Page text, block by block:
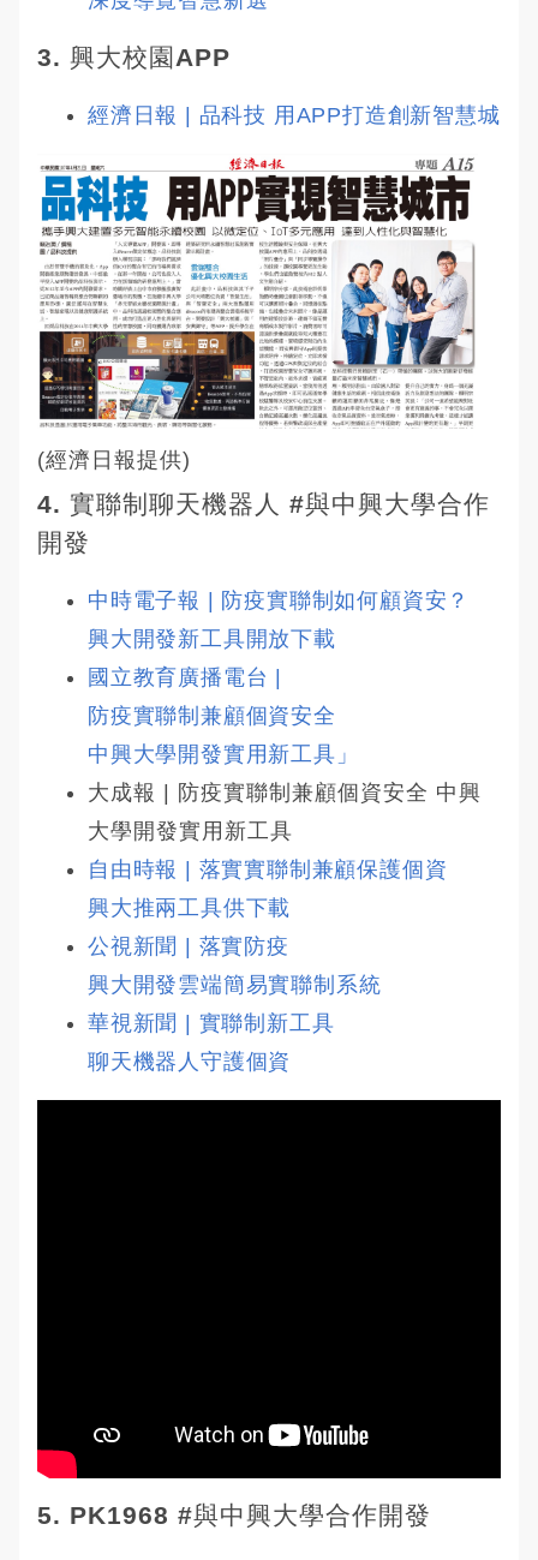
3. 興大校園APP
經濟日報 | 品科技 用APP打造創新智慧城
(經濟日報提供)
4. 實聯制聊天機器人 #與中興大學合作
開發
中時電子報 | 防疫實聯制如何顧資安？
興大開發新工具開放下載
國立教育廣播電台 |
防疫實聯制兼顧個資安全
中興大學開發實用新工具」
大成報 | 防疫實聯制兼顧個資安全 中興
大學開發實用新工具
自由時報 | 落實實聯制兼顧保護個資
興大推兩工具供下載
公視新聞 | 落實防疫
興大開發雲端簡易實聯制系統
華視新聞 | 實聯制新工具
聊天機器人守護個資
5. PK1968 #與中興大學合作開發